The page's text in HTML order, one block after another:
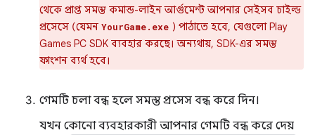
থেকে প্রাপ্ত সমস্ত কমান্ড-লাইন আর্গুমেন্ট আপনার সেইসব চাইল্ড
প্রসেসে (যেমন YourGame.exe ) পাঠাতে হবে, যেগুলো Play
Games PC SDK ব্যবহার করছে। অন্যথায়, SDK-এর সমস্ত
ফাংশন ব্যর্থ হবে।
গেমটি চলা বন্ধ হলে সমস্ত প্রসেস বন্ধ করে দিন।
যখন কোনো ব্যবহারকারী আপনার গেমটি বন্ধ করে দেয়